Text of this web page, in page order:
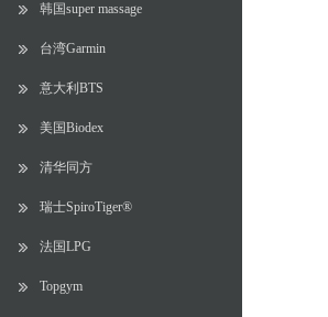
韩国super massage
台湾Garmin
意大利BTS
美国Biodex
清华同方
瑞士SpiroTiger®
法国LPG
Topgym